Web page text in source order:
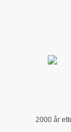
2000 år